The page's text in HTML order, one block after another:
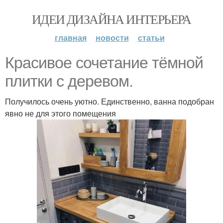
ИДЕИ ДИЗАЙНА ИНТЕРЬЕРА
главная новости статьи
Красивое сочетание тёмной
плитки с деревом.
Получилось очень уютно. Единственно, ванна подобран
явно не для этого помещения